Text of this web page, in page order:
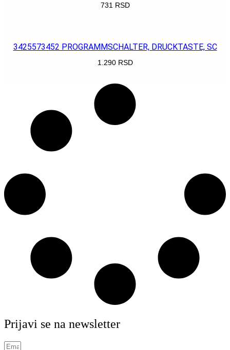
731 RSD
3425573452 PROGRAMMSCHALTER, DRUCKTASTE, SC
1.290 RSD
Prijavi se na newsletter